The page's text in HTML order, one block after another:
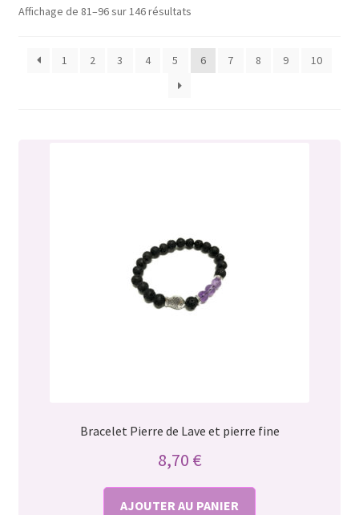
Affichage de 81–96 sur 146 résultats
1 2 3 4 5 6 7 8 9 10
Bracelet Pierre de Lave et pierre fine
8,70 €
AJOUTER AU PANIER